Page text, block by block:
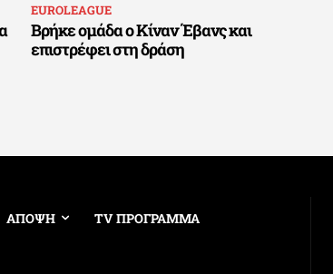
EUROLEAGUE
Βρήκε ομάδα ο Κίναν Έβανς και
επιστρέφει στη δράση
ΑΠΟΨΗ TV ΠΡΟΓΡΑΜΜΑ